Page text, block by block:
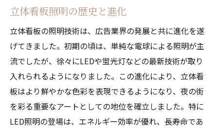
未来の立体看板照明技術
夜の都市環境を変革する立体看板照明の未来
次世代の立体看板照明
スマートシティと立体看板照明の連携
エコロジカルな未来の照明デザイン
立体看板照明による持続可能な都市づくり
未来の都市景観における立体看板の役割
立体看板照明の歴史と進化
立体看板の照明技術は、広告業界の発展と共に進化を遂
げてきました。初期の頃は、単純な電球による照明が主
流でしたが、徐々にLEDや蛍光灯などの最新技術が取り
入れられるようになりました。この進化により、立体看
板はより鮮やかな色彩を表現できるようになり、夜の街
を彩る重要なアートとしての地位を確立しました。特に
LED照明の登場は、エネルギー効率が優れ、長寿命であ